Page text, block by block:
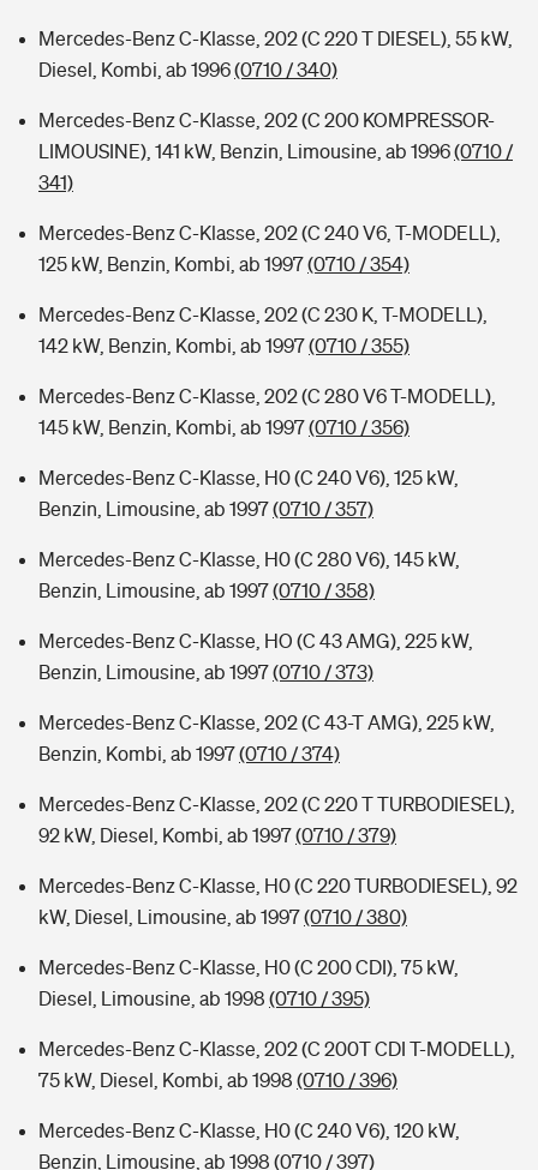
Mercedes-Benz C-Klasse, 202 (C 220 T DIESEL), 55 kW,
Diesel, Kombi, ab 1996(0710 / 340)
Mercedes-Benz C-Klasse, 202 (C 200 KOMPRESSOR-
LIMOUSINE), 141 kW, Benzin, Limousine, ab 1996(0710 /
341)
Mercedes-Benz C-Klasse, 202 (C 240 V6, T-MODELL),
125 kW, Benzin, Kombi, ab 1997(0710 / 354)
Mercedes-Benz C-Klasse, 202 (C 230 K, T-MODELL),
142 kW, Benzin, Kombi, ab 1997(0710 / 355)
Mercedes-Benz C-Klasse, 202 (C 280 V6 T-MODELL),
145 kW, Benzin, Kombi, ab 1997(0710 / 356)
Mercedes-Benz C-Klasse, H0 (C 240 V6), 125 kW,
Benzin, Limousine, ab 1997(0710 / 357)
Mercedes-Benz C-Klasse, H0 (C 280 V6), 145 kW,
Benzin, Limousine, ab 1997(0710 / 358)
Mercedes-Benz C-Klasse, HO (C 43 AMG), 225 kW,
Benzin, Limousine, ab 1997(0710 / 373)
Mercedes-Benz C-Klasse, 202 (C 43-T AMG), 225 kW,
Benzin, Kombi, ab 1997(0710 / 374)
Mercedes-Benz C-Klasse, 202 (C 220 T TURBODIESEL),
92 kW, Diesel, Kombi, ab 1997(0710 / 379)
Mercedes-Benz C-Klasse, H0 (C 220 TURBODIESEL), 92
kW, Diesel, Limousine, ab 1997(0710 / 380)
Mercedes-Benz C-Klasse, H0 (C 200 CDI), 75 kW,
Diesel, Limousine, ab 1998 (0710 / 395)
Mercedes-Benz C-Klasse, 202 (C 200T CDI T-MODELL),
75 kW, Diesel, Kombi, ab 1998 (0710 / 396)
Mercedes-Benz C-Klasse, H0 (C 240 V6), 120 kW,
Benzin, Limousine, ab 1998 (0710 / 397)